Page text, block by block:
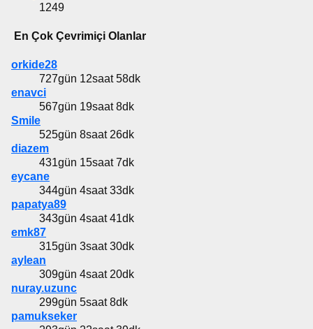
1249
En Çok Çevrimiçi Olanlar
orkide28
727gün 12saat 58dk
enavci
567gün 19saat 8dk
Smile
525gün 8saat 26dk
diazem
431gün 15saat 7dk
eycane
344gün 4saat 33dk
papatya89
343gün 4saat 41dk
emk87
315gün 3saat 30dk
aylean
309gün 4saat 20dk
nuray.uzunc
299gün 5saat 8dk
pamukseker